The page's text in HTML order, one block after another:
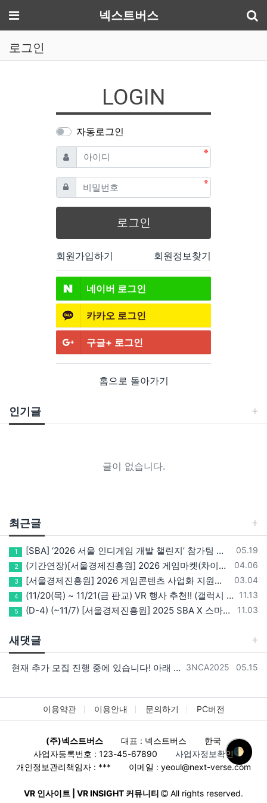
🌓
메뉴 넥스트버스
로그인
LOGIN
자동로그인
아이디 필수
비밀번호필수
로그인
회원가입하기 회원정보찾기
네이버 로그인
카카오 로그인
구글+ 로그인
홈으로 돌아가기
인기글
글이 없습니다.
최근글
등록일
05.19
1 [SBA] ‘2026 서울 인디게임 개발 챌린지’ 참가팀 모집
등록일
04.06
2 (기간연장)[서울경제진흥원] 2026 게임마켓(차이나조이, BIC, 지스타) 서울관 참가기업 모집!(~5/8 15:00)
등록일
03.04
3 [서울경제진흥원] 2026 게임콘텐츠 사업화 지원사업 참가기업 모집(~3/26까지)
등록일
11.13
4 (11/20(목) ~ 11/21(금 판교) VR 행사 추천!! (갤럭시 XR/ 애플 비전프로 등 기기 체험, 메타퀘스트 경품)
등록일
11.03
5 (D-4) (~11/7) [서울경제진흥원] 2025 SBA X 스마일게이트, ‘게임랩 with STOVE INDIE’ 참가기업 모집
새댓글
등록자
3NCA2025 등록일
05.15
현재 추가 모집 진행 중에 있습니다! 아래 링크로 확인 부탁드리겠습니다~! https://next-verse.com/community/1…
이용약관 이용안내 문의하기 PC버전
(주)넥스트버스 대표 : 넥스트버스
한국
사업자등록번호 : 123-45-67890
사업자정보확인
개인정보관리책임자 : ***
이메일 : yeoul@next-verse.com
VR 인사이트 | VR INSIGHT 커뮤니티 All rights reserved.